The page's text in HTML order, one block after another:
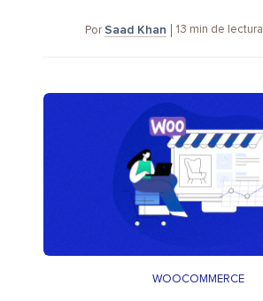
Por Saad Khan 13 min de lectura
WOOCOMMERCE